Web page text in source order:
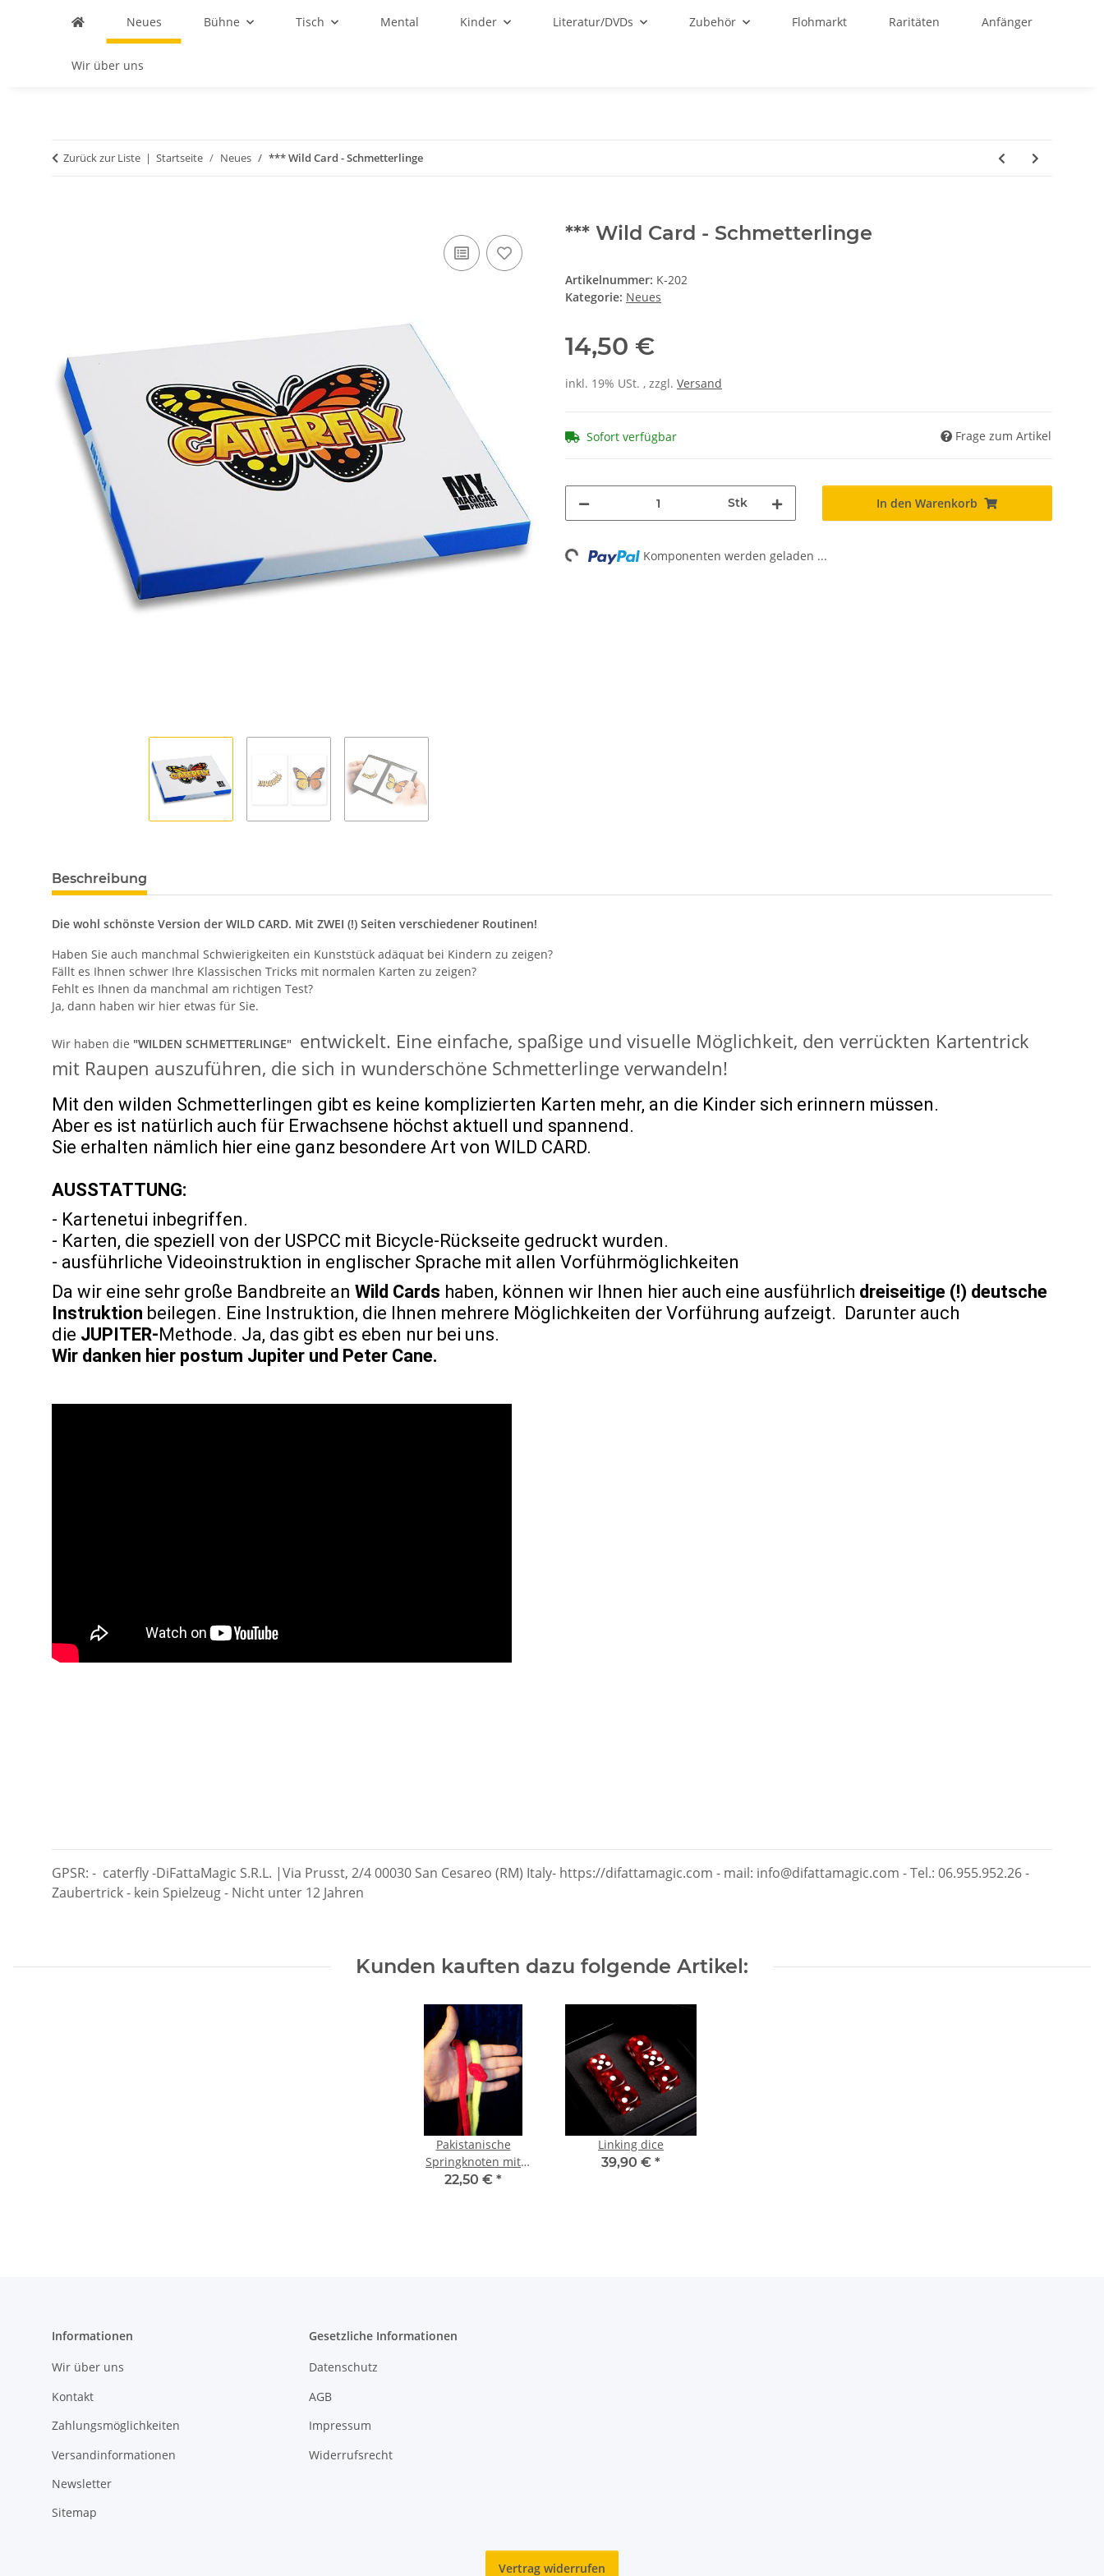
Neues Bühne Tisch Mental Kinder Literatur/DVDs Zubehör Flohmarkt Raritäten Anfänger
Wir über uns
Zurück zur Liste Startseite Neues *** Wild Card - Schmetterlinge
*** Wild Card - Schmetterlinge
Artikelnummer: K-202
Kategorie: Neues
14,50 €
inkl. 19% USt. , zzgl. Versand
Sofort verfügbar Frage zum Artikel
Stk In den Warenkorb
Loading... Komponenten werden geladen ...
Beschreibung
Die wohl schönste Version der WILD CARD. Mit ZWEI (!) Seiten verschiedener Routinen!
Haben Sie auch manchmal Schwierigkeiten ein Kunststück adäquat bei Kindern zu zeigen?
Fällt es Ihnen schwer Ihre Klassischen Tricks mit normalen Karten zu zeigen?
Fehlt es Ihnen da manchmal am richtigen Test?
Ja, dann haben wir hier etwas für Sie.
Wir haben die "WILDEN SCHMETTERLINGE" entwickelt. Eine einfache, spaßige und visuelle Möglichkeit, den verrückten Kartentrick
mit Raupen auszuführen, die sich in wunderschöne Schmetterlinge verwandeln!
Mit den wilden Schmetterlingen gibt es keine komplizierten Karten mehr, an die Kinder sich erinnern müssen.
Aber es ist natürlich auch für Erwachsene höchst aktuell und spannend.
Sie erhalten nämlich hier eine ganz besondere Art von WILD CARD.
AUSSTATTUNG:
- Kartenetui inbegriffen.
- Karten, die speziell von der USPCC mit Bicycle-Rückseite gedruckt wurden.
- ausführliche Videoinstruktion in englischer Sprache mit allen Vorführmöglichkeiten
Da wir eine sehr große Bandbreite an Wild Cards haben, können wir Ihnen hier auch eine ausführlich dreiseitige (!) deutsche
Instruktion beilegen. Eine Instruktion, die Ihnen mehrere Möglichkeiten der Vorführung aufzeigt.
Darunter auch
die JUPITER- Methode. Ja, das gibt es eben nur bei uns.
Wir danken hier postum Jupiter und Peter Cane.
GPSR: - caterfly -DiFattaMagic S.R.L. |Via Prusst, 2/4 00030 San Cesareo (RM) Italy- https://difattamagic.com - mail: info@difattamagic.com - Tel.: 06.955.952.26 -
Zaubertrick - kein Spielzeug - Nicht unter 12 Jahren
Kunden kauften dazu folgende Artikel:
Pakistanische
Springknoten mit
Borettis Kinderroutine!
22,50 € *
Linking dice
39,90 € *
Informationen
Wir über uns
Kontakt
Zahlungsmöglichkeiten
Versandinformationen
Newsletter
Sitemap
Gesetzliche Informationen
Datenschutz
AGB
Impressum
Widerrufsrecht
Vertrag widerrufen